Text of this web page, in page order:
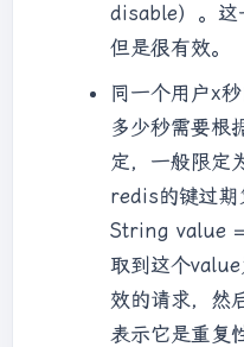
disable）。这
但是很有效。
同一个用户x
多少秒需要根
定，一般限定
redis的键过期
String value
取到这个
效的请求，然
表示它是重复